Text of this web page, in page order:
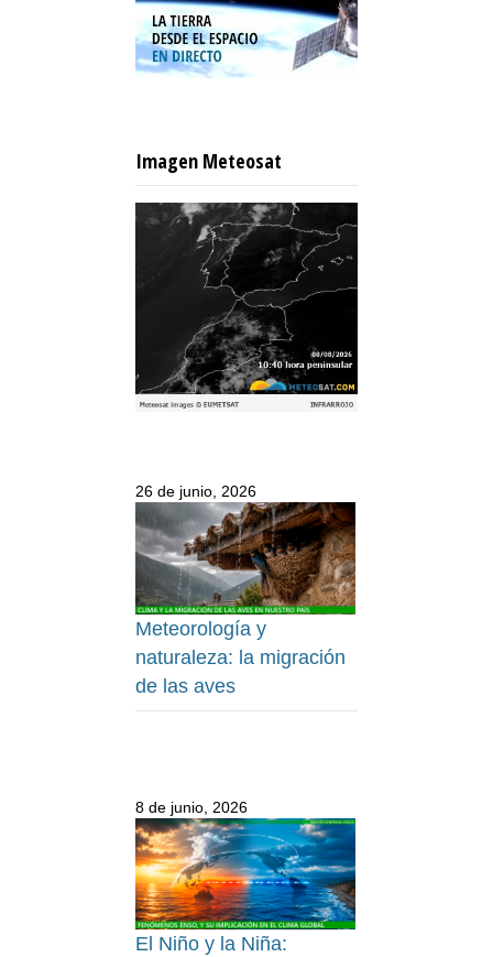
Imagen Meteosat
26 de junio, 2026
Meteorología y
naturaleza: la migración
de las aves
8 de junio, 2026
El Niño y la Niña: